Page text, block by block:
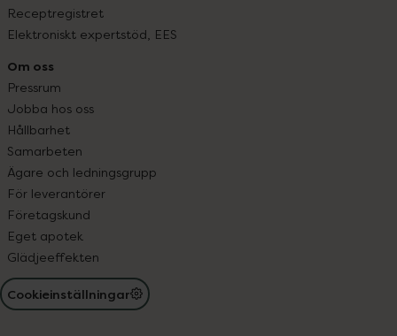
Receptregistret
Elektroniskt expertstöd, EES
Om oss
Pressrum
Jobba hos oss
Hållbarhet
Samarbeten
Ägare och ledningsgrupp
För leverantörer
Företagskund
Eget apotek
Glädjeeffekten
Cookieinställningar